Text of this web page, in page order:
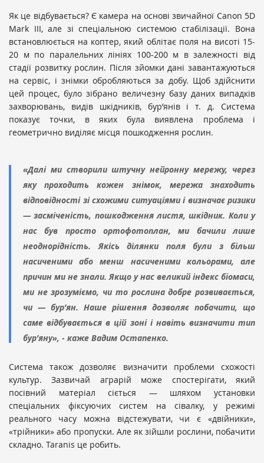
Як це відбувається? Є камера на основі звичайної Canon 5D
Mark III, але зі спеціальною системою стабілізації. Вона
встановлюється на коптер, який облітає поля на висоті 15-
20 м по паралельних лініях 100-200 м в залежності від
стадії розвитку рослин. Після зйомки дані завантажуються
на сервіс, і знімки обробляються за добу. Щоб здійснити
цей процес, було зібрано величезну базу даних випадків
захворювань, видів шкідників, бур’янів і т. д. Система
показує точки, в яких була виявлена проблема і
геометрично виділяє місця пошкодження рослин.
«Далі ми створили штучну нейронну мережу, через
яку проходить кожен знімок, мережа знаходить
відповідності зі схожими ситуаціями і визначає ризики
— засміченість, пошкодження листя, шкідник. Коли у
нас був просто ортофотоплан, ми бачили лише
неоднорідність. Якісь ділянки поля були з більш
насиченими або менш насиченими кольорами, але
причин ми не знали. Якщо у нас великий індекс біомаси,
ми не зрозуміємо, чи то рослина добре розвивається,
чи — бур’ян. Наше рішення дозволяє побачити, що
саме відбувається в цій зоні і навіть визначити тип
бур’яну», - каже Вадим Остапенко.
Система також дозволяє визначити проблеми схожості
культур. Зазвичай аграрій може спостерігати, який
посівний матеріал сіється — шляхом установки
спеціальних фіксуючих систем на сівалку, у режимі
реального часу можна відстежувати, чи є «двійники»,
«трійники» або пропуски. Але як зійшли рослини, побачити
складно. Taranis це робить.